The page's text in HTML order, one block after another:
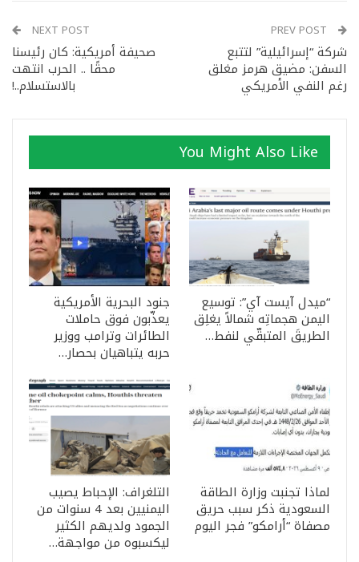
شركة “إسرائيلية” لتتبع
السفن: مضيق هرمز مغلق
رغم النفي الأمريكي
NEXT POST
صحيفة أمريكية: كان رئيسنا
محقًا .. الحرب انتهت
بالاستسلام..!
You Might Also Like
“ميدل آيست آي”: توسيع
اليمن هجماتِه شمالاً يغلِق
الطريقَ المتبقّي لنفط…
جنود البحرية الأمريكية
يعذّبون فوق حاملات
الطائرات وترامب ووزير
حربه يتباهيان بحصار…
لماذا تجنبت وزارة الطاقة
السعودية ذكر سبب حريق
مصفاة “أرامكو” فجر اليوم
التلغراف: الإحباط يصيب
اليمنيين بعد 4 سنوات من
الجمود ولديهم الكثير
ليكسبوه من مواجهة…